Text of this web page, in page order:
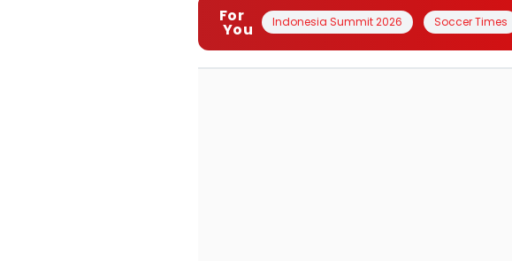
For
You Indonesia Summit 2026 Soccer Times